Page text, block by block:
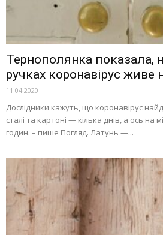
Тернополянка показала,
ручках коронавірус
11.04.2020
Дослідники кажуть, що коронавірус
сталі та картоні — кілька днів, а ось на
годин. – пише Погляд. Латунь —...